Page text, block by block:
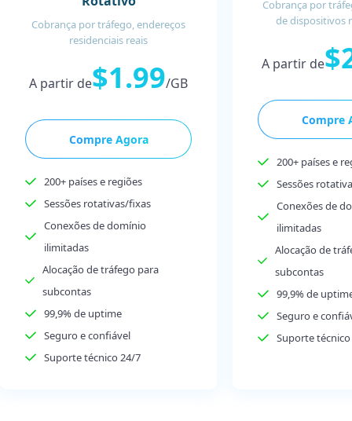
Cobrança por tráfego, endereços
residenciais reais
A partir de$1.99/GB
Compre Agora
200+ países e regiões
Sessões rotativas/fixas
Conexões de domínio
ilimitadas
Alocação de tráfego para
subcontas
99,9% de uptime
Seguro e confiável
Suporte técnico 24/7
Cobrança por
de dispositivos
A partir de
Compre
200+ países e
Sessões
Conexões de
ilimitadas
Alocação de
subcontas
99,9% de
Seguro e
Suporte